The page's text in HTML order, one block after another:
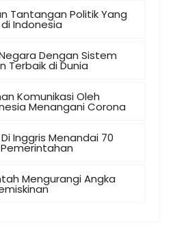
Tantangan Politik Yang
Indonesia
Dengan Sistem
Terbaik di Dunia
Komunikasi Oleh
Menangani Corona
Inggris Menandai 70
Mengurangi Angka